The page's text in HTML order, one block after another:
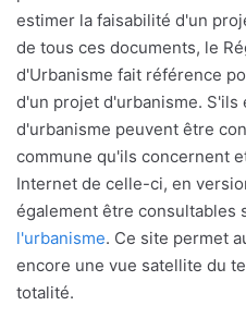
estimer la faisabilité d'un
de tous ces documents, le
d'Urbanisme fait référence
d'un projet d'urbanisme. S'ils
d'urbanisme peuvent être
commune qu'ils concernent
Internet de celle-ci, en
également être consultables
l'urbanisme. Ce site permet
encore une vue satellite du
totalité.